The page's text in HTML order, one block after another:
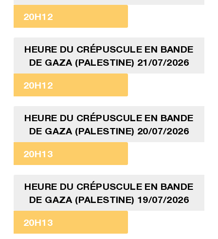
20H12
HEURE DU CRÉPUSCULE EN BANDE
DE GAZA (PALESTINE) 21/07/2026
20H12
HEURE DU CRÉPUSCULE EN BANDE
DE GAZA (PALESTINE) 20/07/2026
20H13
HEURE DU CRÉPUSCULE EN BANDE
DE GAZA (PALESTINE) 19/07/2026
20H13